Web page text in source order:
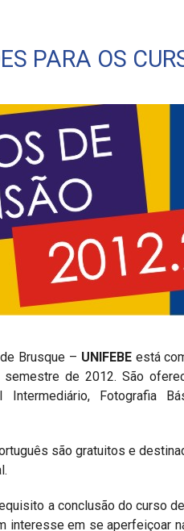
PARA OS
Brusque – UNIFEBE está
de 2012. São
Intermediário, Fotografia
são gratuitos e
a conclusão do curso
interesse em se aperfeiçoar